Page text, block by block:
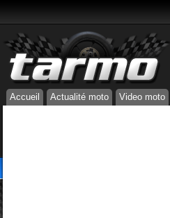
Accueil Actualité moto Video moto